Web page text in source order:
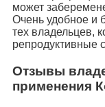
может
Очень удобное и
тех владельцев,
репродуктивные
Отзывы
применения